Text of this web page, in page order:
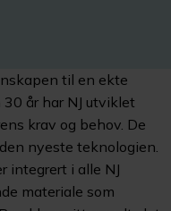
til en ekte
år har NJ utviklet
krav og behov. De
nyeste teknologien.
integrert i alle NJ
materiale som